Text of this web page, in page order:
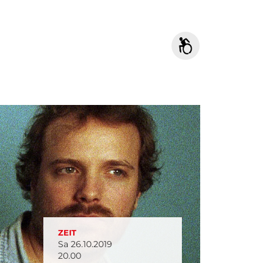
ZEIT
Sa 26.10.2019
20.00